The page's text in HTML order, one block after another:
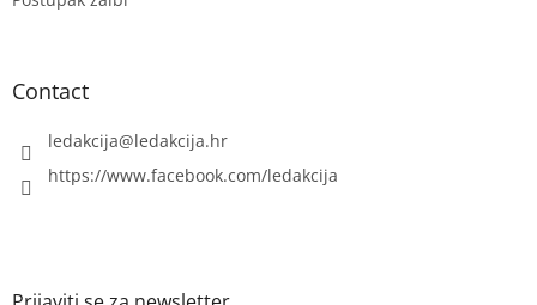
Contact
ledakcija@ledakcija.hr
https://www.facebook.com/ledakcija